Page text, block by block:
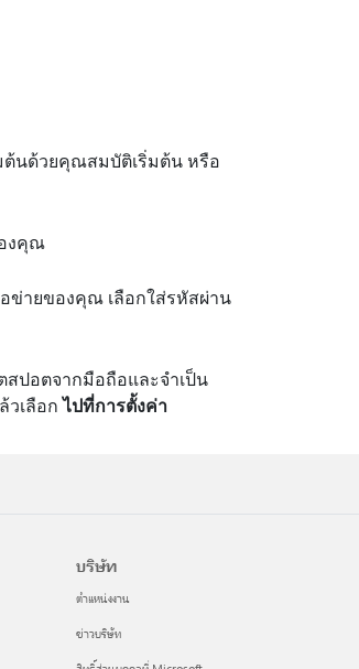
ต้นด้วยคุณสมบัติเริ่มต้น หรือ
งคุณ
ข่ายของคุณ เลือกใส่รหัสผ่าน
สปอตจากมือถือและจําเป็น
วเลือกไปที่การตั้งค่า
บริษัท
ตำแหน่งงาน
ข่าวบริษัท